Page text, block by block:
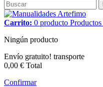
Carrito: 0 producto Productos
Ningún producto
Envío gratuito! transporte
0,00 € Total
Confirmar